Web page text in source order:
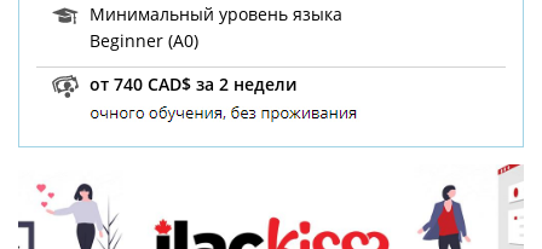
Минимальный уровень языка
Beginner (A0)
от 740 CAD$ за 2 недели